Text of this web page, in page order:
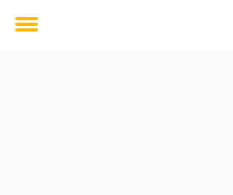
Toggle